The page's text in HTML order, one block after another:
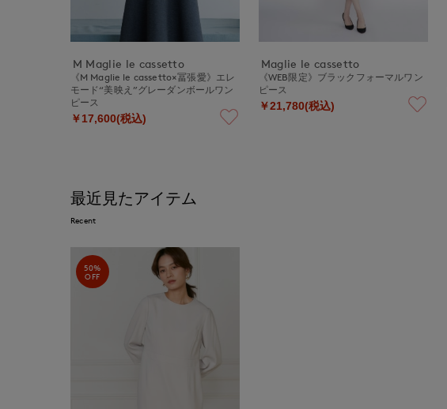
M Maglie le cassetto
《M Maglie le cassetto×冨張愛》エレ
モード“美映え”グレーダンボールワン
ピース
￥17,600(税込)
Maglie le cassetto
《WEB限定》ブラックフォーマルワン
ピース
￥21,780(税込)
最近見たアイテム
Recent
50%
OFF